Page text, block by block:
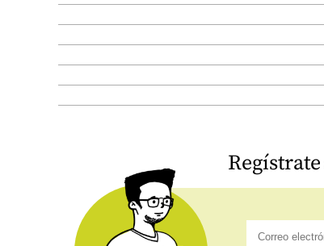
Regístrate